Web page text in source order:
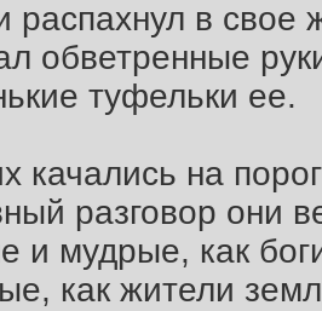
распахнул в свое
обветренные
туфельки ее.
качались на
разговор они
и мудрые, как
как жители